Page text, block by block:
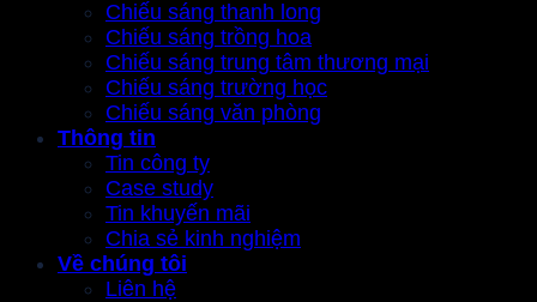
Chiếu sáng thanh long
Chiếu sáng trồng hoa
Chiếu sáng trung tâm thương mại
Chiếu sáng trường học
Chiếu sáng văn phòng
Thông tin
Tin công ty
Case study
Tin khuyến mãi
Chia sẻ kinh nghiệm
Về chúng tôi
Liên hệ